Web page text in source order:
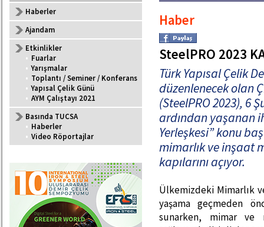
Haberler
Ajandam
Etkinlikler
• Fuarlar
• Yarışmalar
• Toplantı / Seminer / Konferans
• Yapısal Çelik Günü
• AYM Çalıştayı 2021
Basında TUCSA
• Haberler
• Video Röportajlar
Haber
SteelPRO 2023
Türk Yapısal Çelik
düzenlenecek olan
(SteelPRO 2023), 6
ardından yaşanan
Yerleşkesi” konu
mimarlık ve inşaat
kapılarını açıyor.
Ülkemizdeki Mimarlık
yaşama geçmeden
sunarken, mimar ve